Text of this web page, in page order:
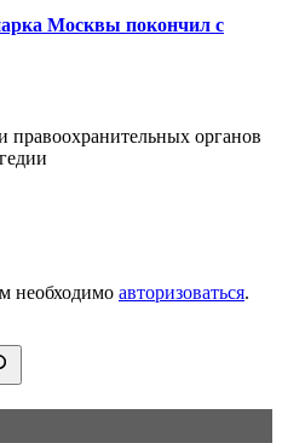
Москвы покончил с
правоохранительных органов
необходимо авторизоваться.